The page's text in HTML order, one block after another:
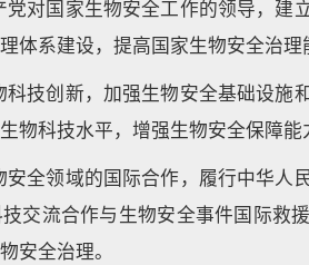
对国家生物安全工作的领导，建
体系建设，提高国家生物安全治理
技创新，加强生物安全基础设施
物科技水平，增强生物安全保障能
全领域的国际合作，履行中华人
交流合作与生物安全事件国际救
安全治理。